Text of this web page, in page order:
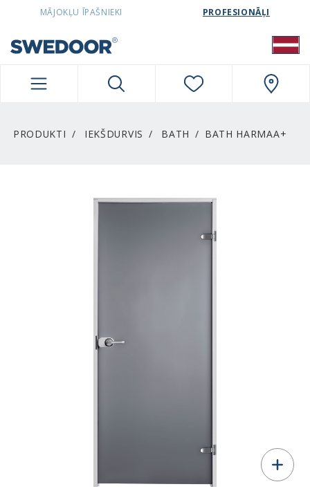
SWEDOORLATVIA NAVIGATION
MĀJOKĻU ĪPAŠNIEKI PROFESIONĀĻI
PRODUKTI IEKŠDURVIS BATH BATH HARMAA+